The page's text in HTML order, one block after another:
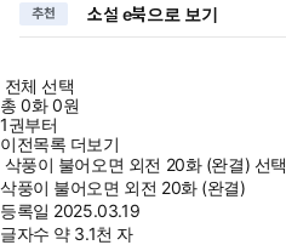
추천 소설 e북으로 보기
전체 선택
총0화0원
1권부터
이전목록 더보기
삭풍이 불어오면 외전 20화 (완결) 선택
삭풍이 불어오면 외전 20화 (완결)
등록일 2025.03.19
글자수 약 3.1천 자